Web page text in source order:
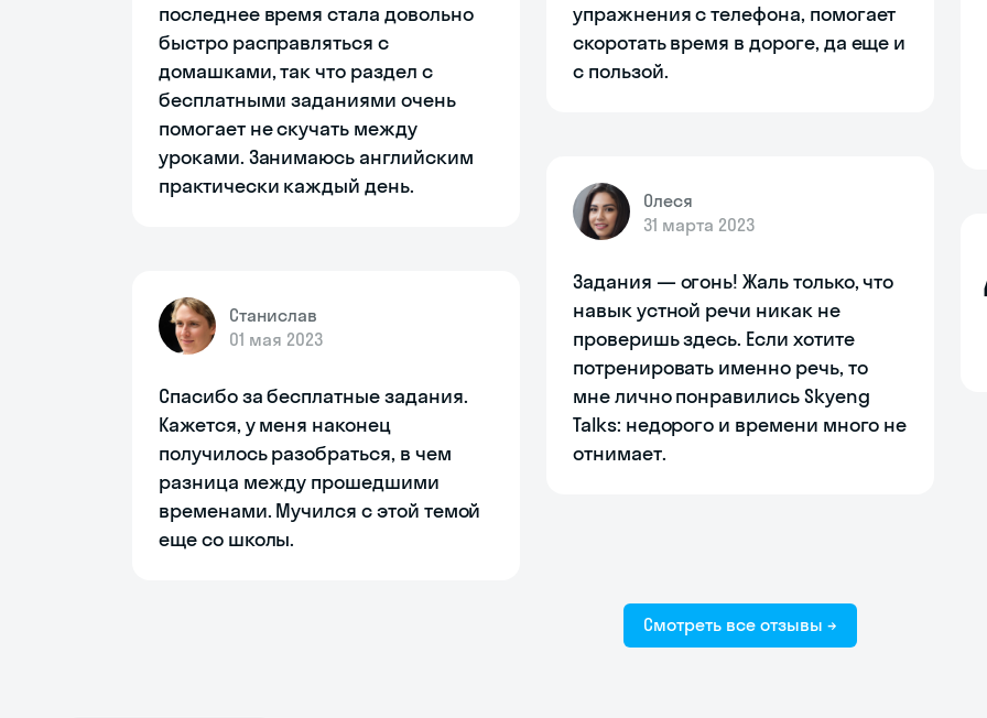
последнее время стала довольно
быстро расправляться с
домашками, так что раздел с
бесплатными заданиями очень
помогает не скучать между
уроками. Занимаюсь английским
практически каждый день.
Станислав
01 мая 2023
Спасибо за бесплатные задания.
Кажется, у меня наконец
получилось разобраться, в чем
разница между прошедшими
временами. Мучился с этой темой
еще со школы.
упражнения с телефона, помогает
скоротать время в дороге, да еще и
с пользой.
Олеся
31 марта 2023
Задания — огонь! Жаль только, что
навык устной речи никак не
проверишь здесь. Если хотите
потренировать именно речь, то
мне лично понравились Skyeng
Talks: недорого и времени много не
отнимает.
Смотреть все отзывы →